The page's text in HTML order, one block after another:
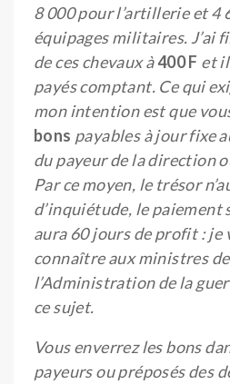
8 000 pour l’artillerie et 4
équipages militaires. J’ai
de ces chevaux à400 F et
payés comptant. Ce qui
mon intention est que
bons payables à jour fixe
du payeur de la direction
Par ce moyen, le trésor
d’inquiétude, le paiement
aura 60 jours de profit : je
connaître aux ministres
l’Administration de la
ce sujet.
Vous enverrez les bons
payeurs ou préposés des